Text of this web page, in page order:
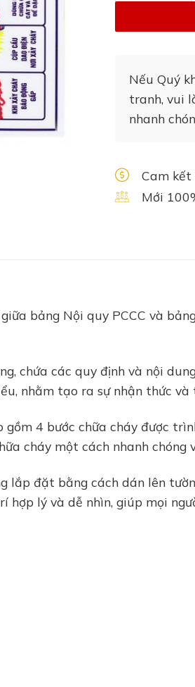
Nếu Quý
tranh, vui
nhanh
Cam
Mới
bảng Nội quy PCCC và
chứa các quy định và nội
nhằm tạo ra sự nhận thức
4 bước chữa cháy được
cháy một cách nhanh
lắp đặt bằng cách dán lên
hợp lý và dễ nhìn, giúp mọi